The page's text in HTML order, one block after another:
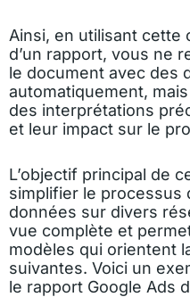
Ainsi, en utilisant cette
d’un rapport, vous ne
le document avec des
automatiquement,
des interprétations
et leur impact sur le
L’objectif principal de
simplifier le processus
données sur divers
vue complète et
modèles qui orientent
suivantes. Voici un
le rapport Google Ads